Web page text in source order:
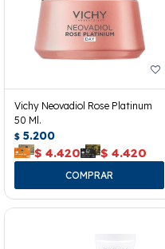
Vichy Neovadiol Rose Platinum
50 Ml.
$ 5.200
$ 4.420 $ 4.420